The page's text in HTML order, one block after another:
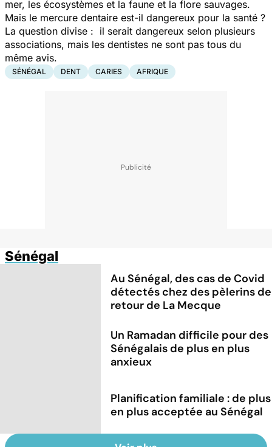
mer, les écosystèmes et la faune et la flore sauvages.
Mais le mercure dentaire est-il dangereux pour la santé ?
La question divise : il serait dangereux selon plusieurs
associations, mais les dentistes ne sont pas tous du
même avis.
SÉNÉGAL DENT CARIES AFRIQUE
Sénégal
Au Sénégal, des cas de Covid
détectés chez des pèlerins de
retour de La Mecque
Un Ramadan difficile pour des
Sénégalais de plus en plus
anxieux
Planification familiale : de plus
en plus acceptée au Sénégal